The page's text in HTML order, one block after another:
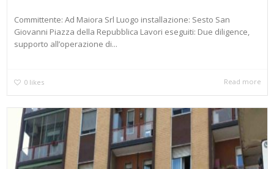
Committente: Ad Maiora Srl Luogo installazione: Sesto San
Giovanni Piazza della Repubblica Lavori eseguiti: Due diligence,
supporto all’operazione di...
0 likes Read more